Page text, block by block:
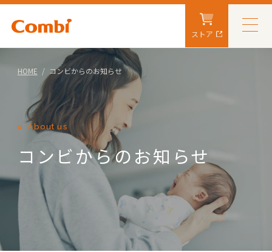
ストア
HOME コンビからのお知らせ
About us
コンビからのお知らせ